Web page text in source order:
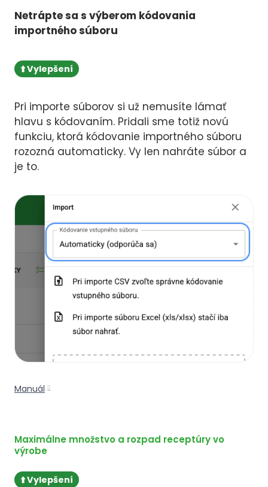
Netrápte sa s výberom kódovania
importného súboru
⬆️ Vylepšení
Pri importe súborov si už nemusíte lámať
hlavu s kódovaním. Pridali sme totiž novú
funkciu, ktorá kódovanie importného súboru
rozozná automaticky. Vy len nahráte súbor a
je to.
Manuál
Maximálne množstvo a rozpad receptúry vo
výrobe
⬆️ Vylepšení